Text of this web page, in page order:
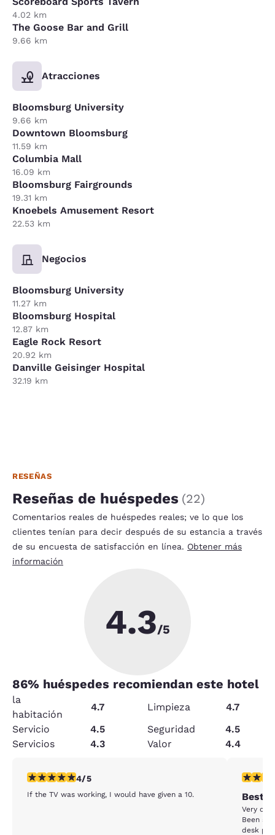
4.02 km
The Goose Bar and Grill
9.66 km
Atracciones
Bloomsburg University
9.66 km
Downtown Bloomsburg
11.59 km
Columbia Mall
16.09 km
Bloomsburg Fairgrounds
19.31 km
Knoebels Amusement Resort
22.53 km
Negocios
Bloomsburg University
11.27 km
Bloomsburg Hospital
12.87 km
Eagle Rock Resort
20.92 km
Danville Geisinger Hospital
32.19 km
RESEÑAS
Reseñas de huéspedes (22)
Comentarios reales de huéspedes reales; ve lo que los
clientes tenían para decir después de su estancia a través
de su encuesta de satisfacción en línea. Obtener más
información
4.3/5
86% huéspedes recomiendan este hotel
la
habitación
4.7 Limpieza
4.7
Servicio
4.5 Seguridad
4.5
Servicios
4.3 Valor 4.4
calificación de 4 estrellas. Muy bueno. 1 reseña
4/5
If the TV was working, I would have given a 10. Best
Very
Been
desk